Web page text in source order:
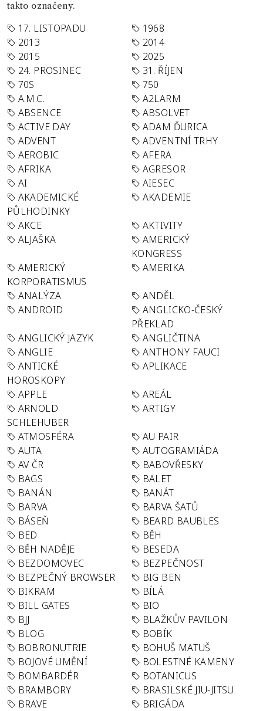
takto označeny.
17. LISTOPADU
1968
2013
2014
2015
2025
24. PROSINEC
31. ŘÍJEN
70S
750
A.M.C.
A2LARM
ABSENCE
ABSOLVET
ACTIVE DAY
ADAM ĎURICA
ADVENT
ADVENTNÍ TRHY
AEROBIC
AFERA
AFRIKA
AGRESOR
AI
AIESEC
AKADEMICKÉ
PŮLHODINKY
AKADEMIE
AKCE
AKTIVITY
ALJAŠKA
AMERICKÝ
KONGRESS
AMERICKÝ
KORPORATISMUS
AMERIKA
ANALÝZA
ANDĚL
ANDROID
ANGLICKO-ČESKÝ
PŘEKLAD
ANGLICKÝ JAZYK
ANGLIČTINA
ANGLIE
ANTHONY FAUCI
ANTICKÉ
HOROSKOPY
APLIKACE
APPLE
AREÁL
ARNOLD
SCHLEHUBER
ARTIGY
ATMOSFÉRA
AU PAIR
AUTA
AUTOGRAMIÁDA
AV ČR
BABOVŘESKY
BAGS
BALET
BANÁN
BANÁT
BARVA
BARVA ŠATŮ
BÁSEŇ
BEARD BAUBLES
BED
BĚH
BĚH NADĚJE
BESEDA
BEZDOMOVEC
BEZPEČNOST
BEZPEČNÝ BROWSER
BIG BEN
BIKRAM
BÍLÁ
BILL GATES
BIO
BJJ
BLAŽKŮV PAVILON
BLOG
BOBÍK
BOBRONUTRIE
BOHUŠ MATUŠ
BOJOVÉ UMĚNÍ
BOLESTNÉ KAMENY
BOMBARDÉR
BOTANICUS
BRAMBORY
BRASILSKÉ JIU-JITSU
BRAVE
BRIGÁDA